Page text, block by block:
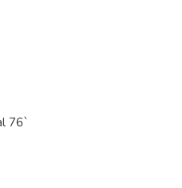
76`